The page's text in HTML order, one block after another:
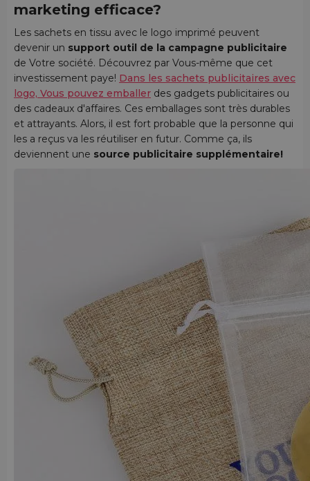
marketing efficace?
Les sachets en tissu avec le logo imprimé peuvent
devenir un support outil de la campagne publicitaire
de Votre société. Découvrez par Vous-même que cet
investissement paye! Dans les sachets publicitaires avec
logo, Vous pouvez emballer des gadgets publicitaires ou
des cadeaux d'affaires. Ces emballages sont très durables
et attrayants. Alors, il est fort probable que la personne qui
les a reçus va les réutiliser en futur. Comme ça, ils
deviennent une source publicitaire supplémentaire!